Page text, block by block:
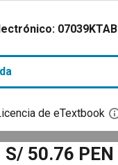
07039KTAB
de eTextbook
S/ 50.76 PEN